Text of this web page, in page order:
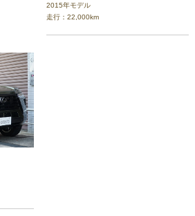
2015年モデル
走行：22,000km